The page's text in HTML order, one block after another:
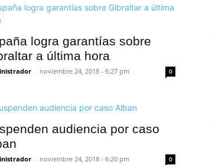
logra garantías sobre
a última hora
- noviembre 24, 2018 - 6:27 pm 0
audiencia por caso
- noviembre 24, 2018 - 6:20 pm 0